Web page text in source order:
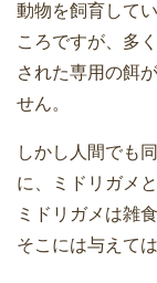
動物を飼育して
ころですが、多
された専用の餌
せん。
しかし人間でも
に、ミドリガメ
ミドリガメは雑
そこには与えて